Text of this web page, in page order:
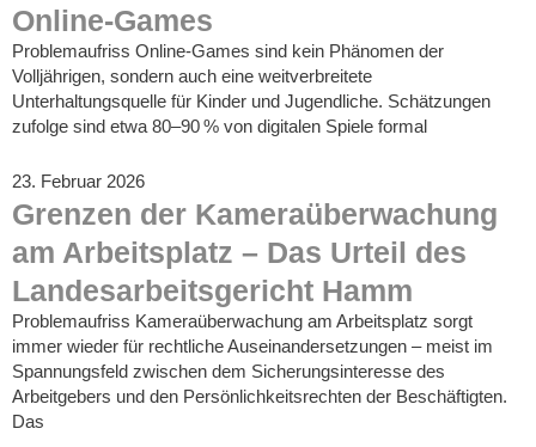
Online-Games
Problemaufriss Online-Games sind kein Phänomen der
Volljährigen, sondern auch eine weitverbreitete
Unterhaltungsquelle für Kinder und Jugendliche. Schätzungen
zufolge sind etwa 80–90 % von digitalen Spiele formal
23. Februar 2026
Grenzen der Kameraüberwachung
am Arbeitsplatz – Das Urteil des
Landesarbeitsgericht Hamm
Problemaufriss Kameraüberwachung am Arbeitsplatz sorgt
immer wieder für rechtliche Auseinandersetzungen – meist im
Spannungsfeld zwischen dem Sicherungsinteresse des
Arbeitgebers und den Persönlichkeitsrechten der Beschäftigten.
Das